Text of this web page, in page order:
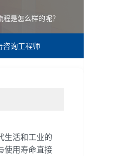
是怎么样的呢？
咨询工程师
生活和工业的
使用寿命直接